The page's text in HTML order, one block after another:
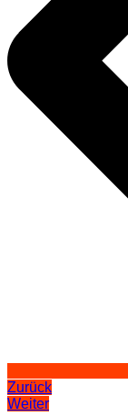
Zurück
Weiter